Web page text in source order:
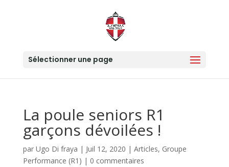
Sélectionner une page
La poule seniors R1
garçons dévoilées !
par Ugo Di fraya | Juil 12, 2020 | Articles, Groupe
Performance (R1) | 0 commentaires